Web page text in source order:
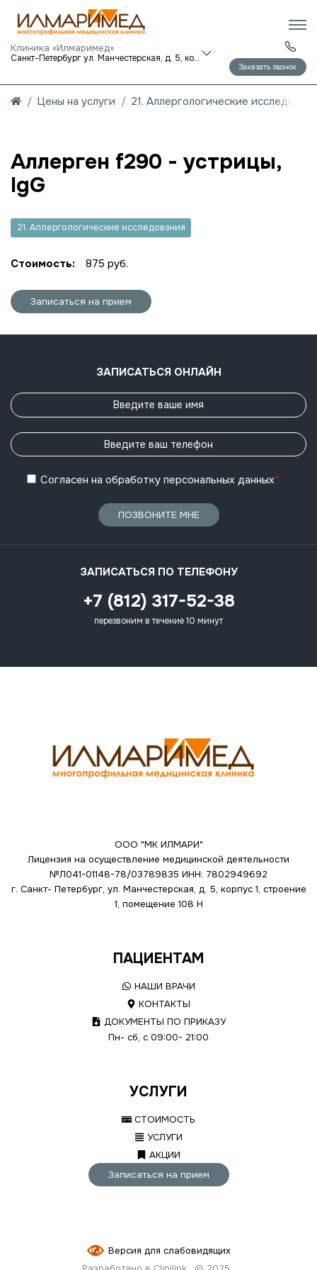
Клиника «Илмаримед»
Санкт-Петербург ул. Манчестерская, д. 5, корп. 1
Заказать звонок
Цены на услуги 21. Аллергологические
Аллерген f290 - устрицы,
IgG
21. Аллергологические исследования
Стоимость: 875 руб.
Записаться на прием
ЗАПИСАТЬСЯ ОНЛАЙН
Согласен на обработку персональных данных*
ПОЗВОНИТЕ МНЕ
ЗАПИСАТЬСЯ ПО ТЕЛЕФОНУ
+7 (812) 317-52-38
перезвоним в течение 10 минут
ООО "МК ИЛМАРИ"
Лицензия на осуществление медицинской деятельности
№Л041-01148-78/03789835 ИНН: 7802949692
г. Санкт- Петербург, ул. Манчестерская, д. 5, корпус 1, строение
1, помещение 108 Н
ПАЦИЕНТАМ
НАШИ ВРАЧИ
КОНТАКТЫ
ДОКУМЕНТЫ ПО ПРИКАЗУ
Пн- сб, с 09:00- 21:00
УСЛУГИ
СТОИМОСТЬ
УСЛУГИ
АКЦИИ
Записаться на прием
Версия для слабовидящих